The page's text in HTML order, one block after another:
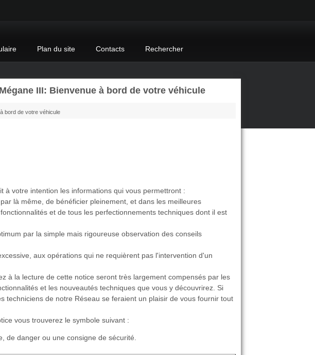
Plan du site Contacts Rechercher
III: Bienvenue à bord de votre véhicule
bord de votre véhicule
à votre intention les informations qui vous permettront :
là même, de bénéficier pleinement, et dans les meilleures
et de tous les perfectionnements techniques dont il est
par la simple mais rigoureuse observation des conseils
aux opérations qui ne requièrent pas l'intervention d'un
à la lecture de cette notice seront très largement compensés par les
et les nouveautés techniques que vous y découvrirez. Si
techniciens de notre Réseau se feraient un plaisir de vous fournir tout
vous trouverez le symbole suivant :
de danger ou une consigne de sécurité.